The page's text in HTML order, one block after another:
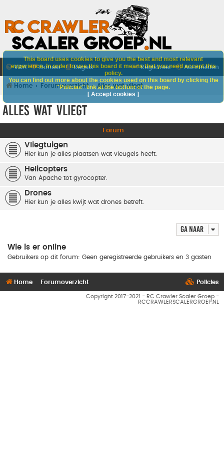
V&A Doneer Regels Aanmelden
Registreer
Home Forumoverzicht Alles wat vliegt
Alles wat vliegt
Forum
Vliegtuigen
Hier kun je alles plaatsen wat vleugels heeft.
Helicopters
Van Apache tot gyrocopter.
Drones
Hier kun je alles kwijt wat drones betreft.
Ga naar
Wie is er online
Gebruikers op dit forum: Geen geregistreerde gebruikers en 3 gasten
This board uses cookies to give you the best and most relevant
experience. In order to use this board it means that you need accept this
policy.
You can find out more about the cookies used on this board by clicking the
"Policies" link at the bottom of the page.
[ Accept cookies ]
Home Forumoverzicht Policies
Copyright 2017-2021 - RC Crawler Scaler Groep -
RCCRAWLERSCALERGROEP.NL